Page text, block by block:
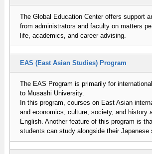
The Global Education Center offers support
from administrators and faculty on matters
life, academics, and career advising.
EAS (East Asian Studies) Program
The EAS Program is primarily for
to Musashi University.
In this program, courses on East Asian
and economics, culture, society, and history
English. Another feature of this program is
students can study alongside their Japanese